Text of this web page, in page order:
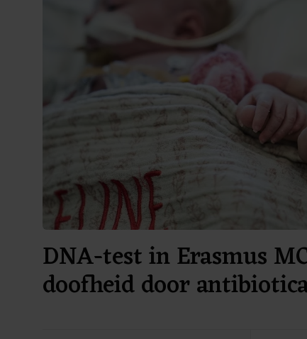
DNA-test in Erasmus
doofheid door